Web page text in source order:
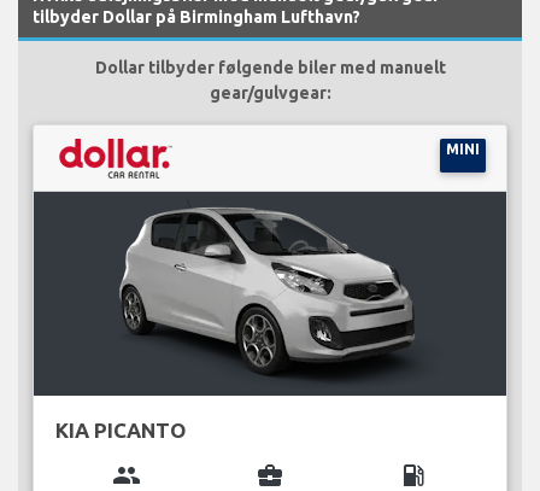
tilbyder Dollar på Birmingham Lufthavn?
Dollar tilbyder følgende biler med manuelt
gear/gulvgear:
MINI
KIA PICANTO
group business_center local_gas_station